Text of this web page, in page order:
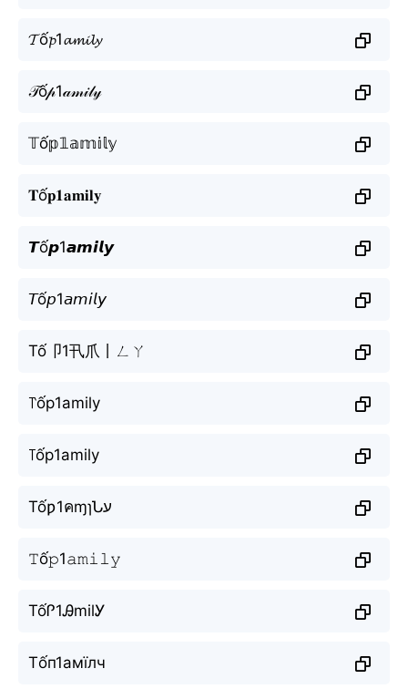
𝓣ố𝓹1𝓪𝓶𝓲𝓵𝔂
𝒯ố𝓅1𝒶𝓂𝒾𝓁𝓎
𝕋ố𝕡𝟙𝕒𝕞𝕚𝕝𝕪
𝐓ố𝐩𝟏𝐚𝐦𝐢𝐥𝐲
𝙏ố𝙥1𝙖𝙢𝙞𝙡𝙮
𝘛ố𝘱1𝘢𝘮𝘪𝘭𝘺
Tố卩1卂爪丨ㄥㄚ
꓅ốp1amily
꓄ốp1amily
Tốƿ1คɱɿՆע
𝚃ố𝚙1𝚊𝚖𝚒𝚕𝚢
TốᎵ1ᎯmilᎩ
Тốп1амїлч